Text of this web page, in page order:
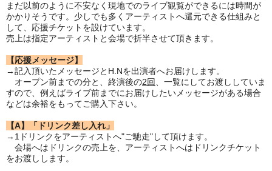
まだ以前のように不安なく現地でのライブ観覧ができるには時間が
かかりそうです。少しでも多くアーティストへ還元できる仕組みと
して、応援チケットを設けています。
売上は指定アーティストと会場で折半させて頂きます。
【応援メッセージ】
→記入頂いたメッセージとH.Nを出演者へお届けします。
オープン前までの分と、終演後の2回
、一覧にしてお渡ししていま
すので、例えばライブ前までにお届けしたいメッセージがある場合
などは余裕をもってご購入下さい。
【A】「ドリンク差し入れ」
→1ドリンクをアーティストへ"ご馳走"して頂けます。
会場へはドリンクの売上を、アーティストへはドリンクチケット
をお渡しします。